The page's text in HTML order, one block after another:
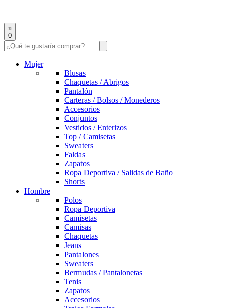
0
Mujer
Blusas
Chaquetas / Abrigos
Pantalón
Carteras / Bolsos / Monederos
Accesorios
Conjuntos
Vestidos / Enterizos
Top / Camisetas
Sweaters
Faldas
Zapatos
Ropa Deportiva / Salidas de Baño
Shorts
Hombre
Polos
Ropa Deportiva
Camisetas
Camisas
Chaquetas
Jeans
Pantalones
Sweaters
Bermudas / Pantalonetas
Tenis
Zapatos
Accesorios